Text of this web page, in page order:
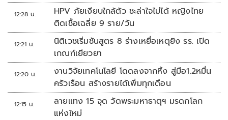
12:28 น.
HPV ภัยเงียบใกล้ตัว ชะล่าใจไม่ได้ หญิงไทย
ติดเชื้อเฉลี่ย 9 ราย/วัน
12:21 น.
นิติเวชเริ่มชันสูตร 8 ร่างเหยื่อเหตุยิง รร. เปิด
เกณฑ์เยียวยา
12:20 น.
งานวิจัยเทคโนโลยี โดดลงจากหิ้ง สู่มือ1.2หมื่น
ครัวเรือน สร้างรายได้เพิ่มทุกเดือน
12:15 น.
ลายแทง 15 จุด วัดพระมหาธาตุฯ มรดกโลก
แห่งใหม่